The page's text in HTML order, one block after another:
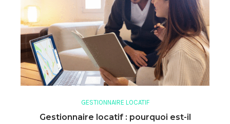
GESTIONNAIRE LOCATIF
Gestionnaire locatif : pourquoi est-il